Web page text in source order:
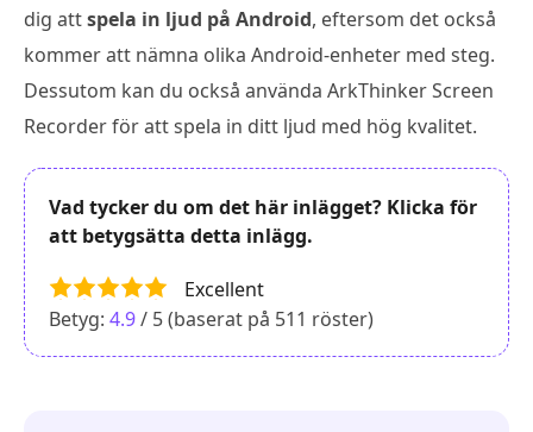
dig attspela in ljud på Android, eftersom det också
kommer att nämna olika Android-enheter med steg.
Dessutom kan du också använda ArkThinker Screen
Recorder för att spela in ditt ljud med hög kvalitet.
Vad tycker du om det här inlägget? Klicka för
att betygsätta detta inlägg.
Excellent
Betyg: 4.9/ 5 (baserat på 511 röster)